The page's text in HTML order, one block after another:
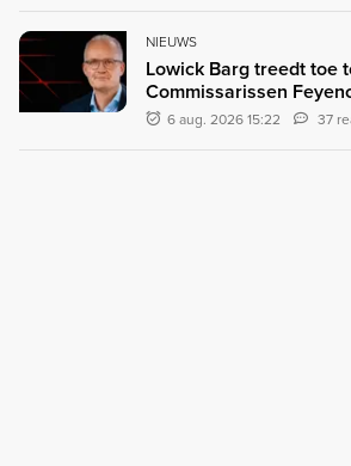
NIEUWS
Lowick Barg treedt toe
Commissarissen
6 aug. 2026 15:22 37